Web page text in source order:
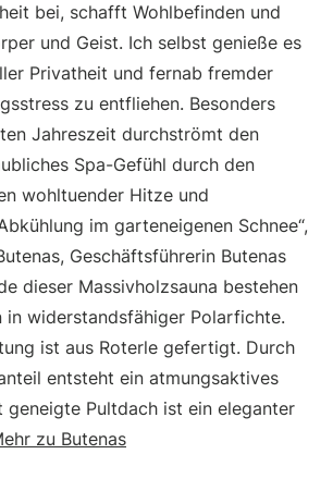
bei, schafft Wohlbefinden und
und Geist. Ich selbst genieße es
Privatheit und fernab fremder
zu entfliehen. Besonders
Jahreszeit durchströmt den
Spa-Gefühl durch den
wohltuender Hitze und
im garteneigenen Schnee“,
Geschäftsführerin Butenas
dieser Massivholzsauna bestehen
in widerstandsfähiger Polarfichte.
ist aus Rot­erle gefertigt. Durch
entsteht ein atmungsaktives
geneigte Pultdach ist ein eleganter
zu Butenas